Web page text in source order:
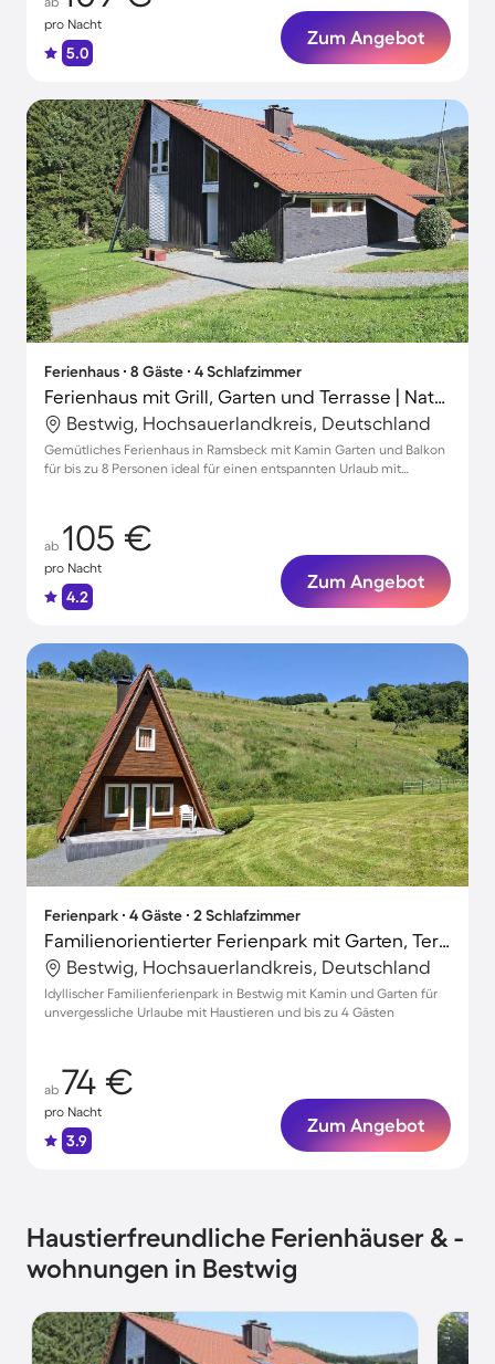
pro Nacht
5.0
Zum Angebot
Ferienhaus ∙ 8 Gäste ∙ 4 Schlafzimmer
Ferienhaus mit Grill, Garten und Terrasse | Naturblick
Bestwig, Hochsauerlandkreis, Deutschland
Gemütliches Ferienhaus in Ramsbeck mit Kamin Garten und Balkon
für bis zu 8 Personen ideal für einen entspannten Urlaub mit
ab 105 €
pro Nacht
4.2
Zum Angebot
Ferienpark ∙ 4 Gäste ∙ 2 Schlafzimmer
Familienorientierter Ferienpark mit Garten, Terrasse und Grill | Haustierfreundlich
Bestwig, Hochsauerlandkreis, Deutschland
Idyllischer Familienferienpark in Bestwig mit Kamin und Garten für
unvergessliche Urlaube mit Haustieren und bis zu 4 Gästen
ab 74 €
pro Nacht
3.9
Zum Angebot
Haustierfreundliche Ferienhäuser & -
wohnungen in Bestwig